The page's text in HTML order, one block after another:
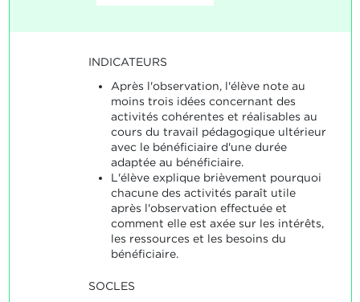
INDICATEURS
Après l'observation, l'élève note au
moins trois idées concernant des
activités cohérentes et réalisables au
cours du travail pédagogique ultérieur
avec le bénéficiaire d'une durée
adaptée au bénéficiaire.
L'élève explique brièvement pourquoi
chacune des activités paraît utile
après l'observation effectuée et
comment elle est axée sur les intérêts,
les ressources et les besoins du
bénéficiaire.
SOCLES